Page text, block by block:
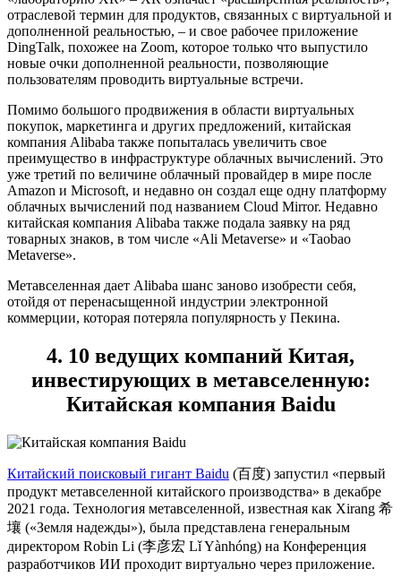
отраслевой термин для продуктов, связанных с виртуальной и
дополненной реальностью, – и свое рабочее приложение
DingTalk, похожее на Zoom, которое только что выпустило
новые очки дополненной реальности, позволяющие
пользователям проводить виртуальные встречи.
Помимо большого продвижения в области виртуальных
покупок, маркетинга и других предложений, китайская
компания Alibaba также попыталась увеличить свое
преимущество в инфраструктуре облачных вычислений. Это
уже третий по величине облачный провайдер в мире после
Amazon и Microsoft, и недавно он создал еще одну платформу
облачных вычислений под названием Cloud Mirror. Недавно
китайская компания Alibaba также подала заявку на ряд
товарных знаков, в том числе «Ali Metaverse» и «Taobao
Metaverse».
Метавселенная дает Alibaba шанс заново изобрести себя,
отойдя от перенасыщенной индустрии электронной
коммерции, которая потеряла популярность у Пекина.
4. 10 ведущих компаний Китая,
инвестирующих в метавселенную:
Китайская компания Baidu
Китайский поисковый гигант Baidu (百度) запустил «первый
продукт метавселенной китайского производства» в декабре
2021 года. Технология метавселенной, известная как Xirang 希
壤 («Земля надежды»), была представлена генеральным
директором Robin Li (李彦宏 Lǐ Yànhóng) на Конференция
разработчиков ИИ проходит виртуально через приложение.